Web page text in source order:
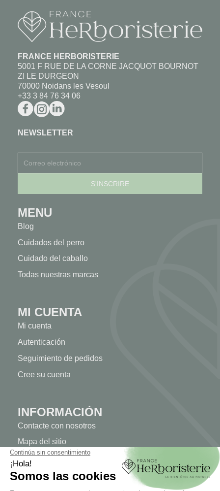
FRANCE HERBORISTERIE
5001 F RUE DE LA CORNE JACQUOT BOURNOT
ZI LE DURGEON
70000 Noidans les Vesoul
+33 3 84 76 34 06
NEWSLETTER
MENU
Blog
Cuidados del perro
Cuidado del caballo
Todas nuestras marcas
MI CUENTA
Mi cuenta
Autenticación
Seguimiento de pedidos
Cree su cuenta
INFORMACIÓN
Contacte con nosotros
Mapa del sitio
Nuestra herboristería
Entrega